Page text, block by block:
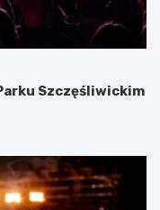
Szczęśliwickim